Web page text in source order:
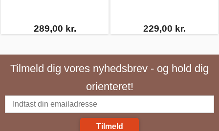
289,00 kr. 229,00 kr.
Tilmeld dig vores nyhedsbrev - og hold dig
orienteret!
Tilmeld